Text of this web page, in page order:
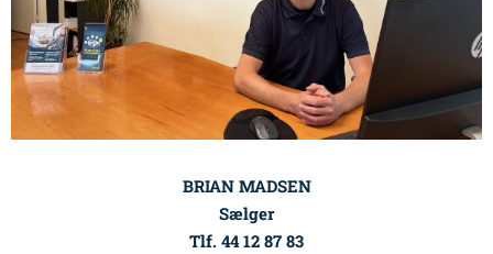
BRIAN MADSEN
Sælger
Tlf. 44 12 87 83